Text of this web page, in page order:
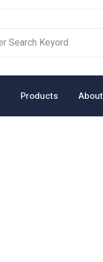
Products About